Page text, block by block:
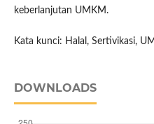
keberlanjutan UMKM.
Kata kunci: Halal, Sertivikasi,
DOWNLOADS